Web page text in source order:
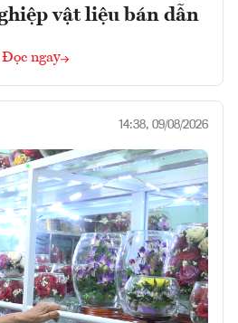
vật liệu bán dẫn
Đọc ngay
14:38, 09/08/2026